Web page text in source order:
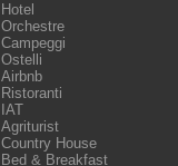
Hotel
Orchestre
Campeggi
Ostelli
Airbnb
Ristoranti
IAT
Agriturist
Country House
Bed & Breakfast